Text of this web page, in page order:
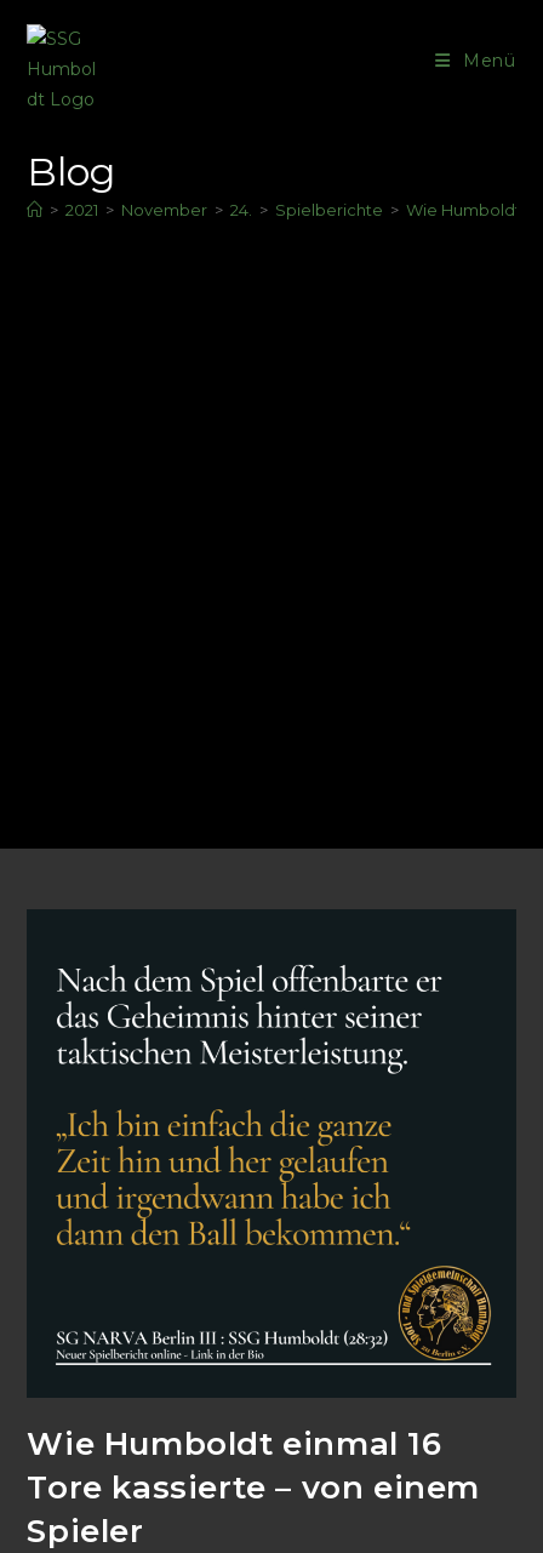
Menü
Blog
> 2021 > November > 24. > Spielberichte > Wie Humboldt
Wie Humboldt einmal 16
Tore kassierte – von einem
Spieler